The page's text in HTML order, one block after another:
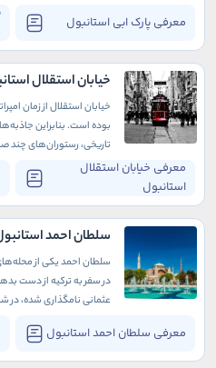
معرفی پارک ابی استانبول
آبی متعددی دارند که
می‌سازند.
خیابان استقلال
معرفی خیابان استقلال
استانبول
خیابان استقلال از زمان
بوده است. بنابراین
تاریخی، رستوران‌های چند
وجود دارد.
سلطان احمد
معرفی سلطان احمد استانبول
سلطان احمد یکی از
در سفر به ترکیه از دست
عثمانی نامگذاری شده، در
تاریخ غنی و پرباری دارد